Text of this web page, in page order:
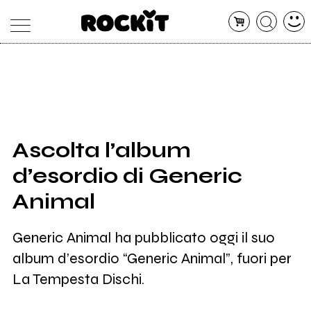
SHOP
RADIO
Ascolta l’album
d’esordio di Generic
Animal
Generic Animal ha pubblicato oggi il suo
album d’esordio “Generic Animal”, fuori per
La Tempesta Dischi.